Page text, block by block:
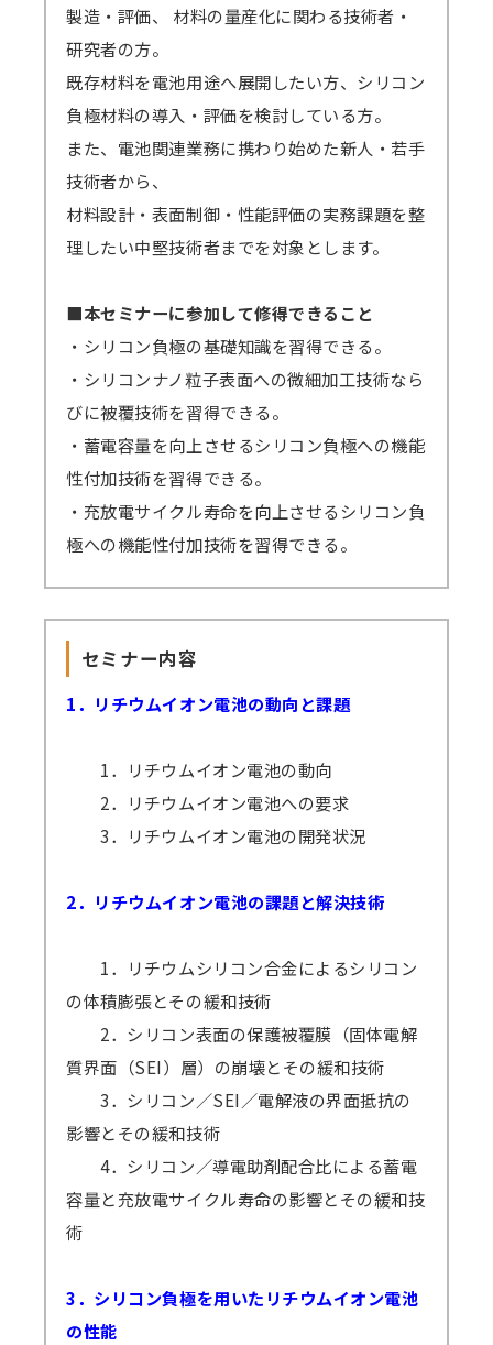
製造・評価、 材料の量産化に関わる技術者・
研究者の方。
既存材料を電池用途へ展開したい方、シリコン
負極材料の導入・評価を検討している方。
また、電池関連業務に携わり始めた新人・若手
技術者から、
材料設計・表面制御・性能評価の実務課題を整
理したい中堅技術者までを対象とします。
■本セミナーに参加して修得できること
・シリコン負極の基礎知識を習得できる。
・シリコンナノ粒子表面への微細加工技術なら
びに被覆技術を習得できる。
・蓄電容量を向上させるシリコン負極への機能
性付加技術を習得できる。
・充放電サイクル寿命を向上させるシリコン負
極への機能性付加技術を習得できる。
セミナー内容
1．リチウムイオン電池の動向と課題
1．リチウムイオン電池の動向
2．リチウムイオン電池への要求
3．リチウムイオン電池の開発状況
2．リチウムイオン電池の課題と解決技術
1．リチウムシリコン合金によるシリコン
の体積膨張とその緩和技術
2．シリコン表面の保護被覆膜（固体電解
質界面（SEI）層）の崩壊とその緩和技術
3．シリコン／SEI／電解液の界面抵抗の
影響とその緩和技術
4．シリコン／導電助剤配合比による蓄電
容量と充放電サイクル寿命の影響とその緩和技
術
3．シリコン負極を用いたリチウムイオン電池
の性能